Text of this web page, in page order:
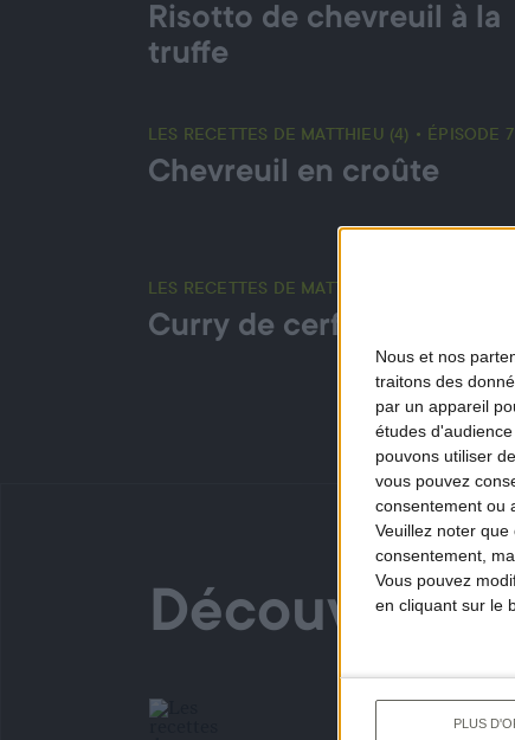
Nous et nos
traitons des
par un appareil
études
pouvons utiliser
vous pouvez
consentement ou
Veuillez noter
consentement,
Vous pouvez
en cliquant sur le
PLUS
Risotto de chevreuil à la
truffe
LES RECETTES DE MATTHIEU (4) • ÉPISODE 7
Chevreuil en croûte
LES RECETTES DE MATTHIEU (4) • ÉPISODE 10
Curry de cerf
Découvrez